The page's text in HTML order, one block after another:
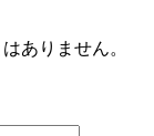
ありません。